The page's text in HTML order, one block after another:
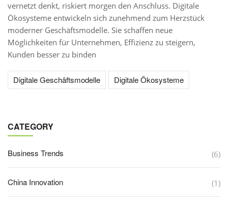
vernetzt denkt, riskiert morgen den Anschluss. Digitale
Ökosysteme entwickeln sich zunehmend zum Herzstück
moderner Geschäftsmodelle. Sie schaffen neue
Möglichkeiten für Unternehmen, Effizienz zu steigern,
Kunden besser zu binden
Digitale Geschäftsmodelle Digitale Ökosysteme
CATEGORY
Business Trends (6)
China Innovation (1)